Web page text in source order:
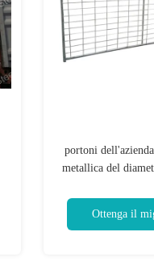
portoni
metallica del
Ottenga il